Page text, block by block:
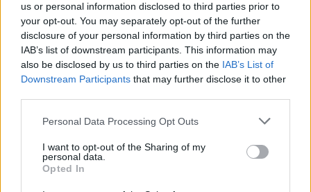
us or personal information disclosed to third parties prior to
your opt-out. You may separately opt-out of the further
disclosure of your personal information by third parties on the
IAB’s list of downstream participants. This information may
also be disclosed by us to third parties on the IAB’s List of
Downstream Participants that may further disclose it to other
Please note that this website/app uses one or more Google
not limited to your visit or usage behaviour. You may click to
grant or deny consent to Google and its third-party tags to
use your data for below specified purposes in below Google
Personal Data Processing Opt Outs
I want to opt-out of the Sharing of my
personal data.
Opted In
Dit is maklik en pret om frambose by jou dieet te
voeg. Hierdie kleurvolle bessies kan op baie
maniere geniet word. Hulle maak enige maaltyd
meer opwindend. Vars frambose is wonderlik vir
peuselhappies, vol smaak en gesondheidsvoordele.
Hier is 'n paar kreatiewe maniere om frambose te
geniet:
Voeg vars frambose by jou oggendgraan of
hawermout vir 'n vrugtige kinkel.
Meng dit in smoothies vir 'n verfrissende